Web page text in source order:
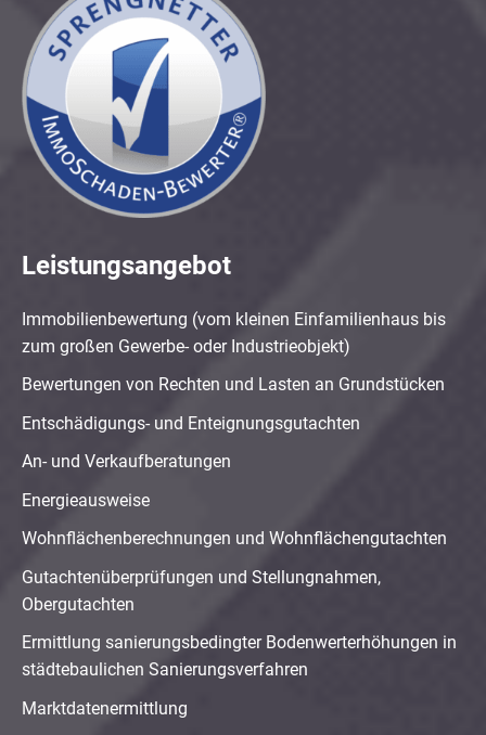
Leistungsangebot
Immobilienbewertung (vom kleinen Einfamilienhaus bis
zum großen Gewerbe- oder Industrieobjekt)
Bewertungen von Rechten und Lasten an Grundstücken
Entschädigungs- und Enteignungsgutachten
An- und Verkaufberatungen
Energieausweise
Wohnflächenberechnungen und Wohnflächengutachten
Gutachtenüberprüfungen und Stellungnahmen,
Obergutachten
Ermittlung sanierungsbedingter Bodenwerterhöhungen in
städtebaulichen Sanierungsverfahren
Marktdatenermittlung